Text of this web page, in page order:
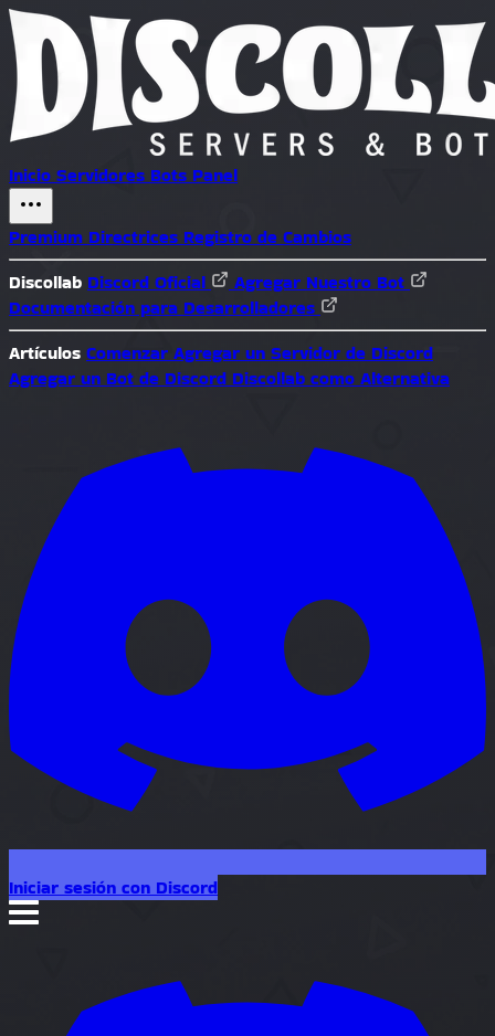
Inicio Servidores Bots Panel
Premium Directrices Registro de Cambios
Discollab Discord Oficial
Agregar Nuestro Bot
Documentación para Desarrolladores
Artículos Comenzar Agregar un Servidor de Discord
Agregar un Bot de Discord Discollab como Alternativa
Iniciar sesión con Discord